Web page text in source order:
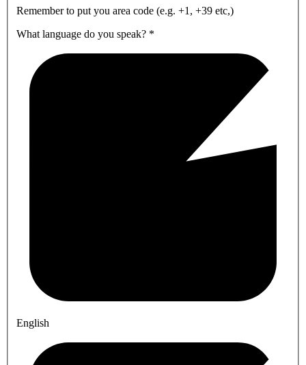
Remember to put you area code (e.g. +1, +39 etc,)
What language do you speak? *
English